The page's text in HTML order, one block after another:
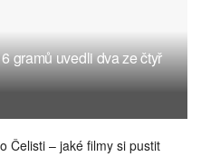
gramů uvedli dva ze čtyř
Čelisti – jaké filmy si pustit